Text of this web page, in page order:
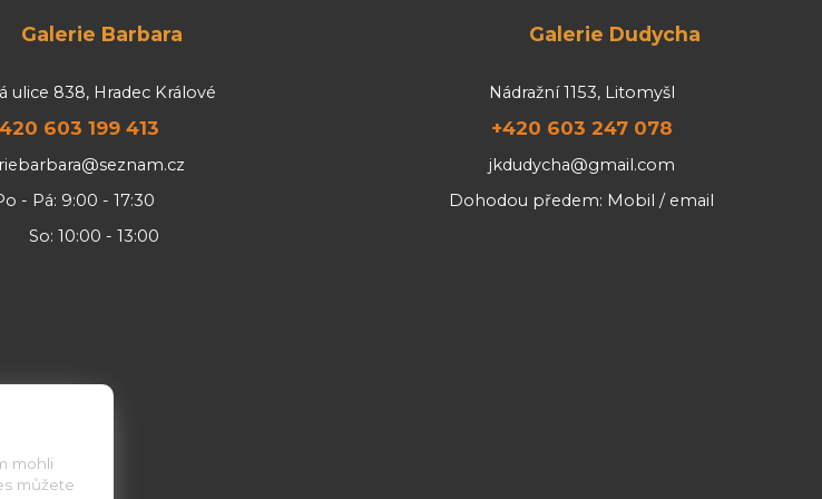
Barbara
ulice 838, Hradec Králové
603 199 413
- Pá: 9:00 - 17:30
10:00 - 13:00
Galerie Dudycha
Nádražní 1153, Litomyšl
+420 603 247 078
jkdudycha@gmail.com
Dohodou předem: Mobil / email
mohli
můžete